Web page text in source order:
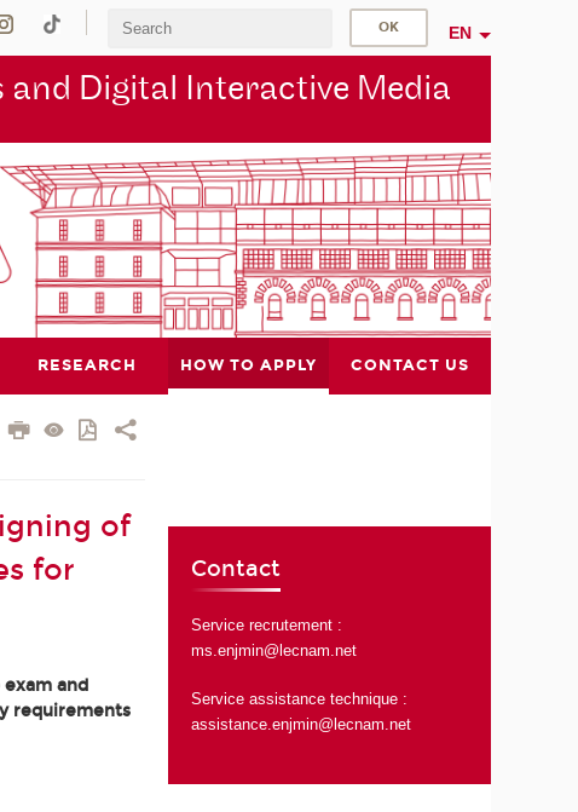
EN
Digital Interactive Media
RESEARCH HOW TO APPLY CONTACT US
of
for
and
requirements
Contact
Service recrutement :
ms.enjmin@lecnam.net
Service assistance technique :
assistance.enjmin@lecnam.net